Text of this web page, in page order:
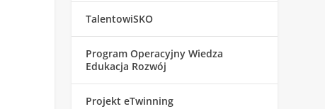
TalentowiSKO
Program Operacyjny Wiedza
Edukacja Rozwój
Projekt eTwinning